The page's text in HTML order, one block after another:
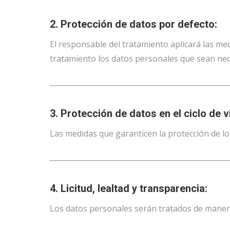
2. Protección de datos por defecto:
El responsable del tratamiento aplicará las
tratamiento los datos personales que sean
3. Protección de datos en el ciclo de
Las medidas que garanticen la protección de
4. Licitud, lealtad y transparencia:
Los datos personales serán tratados de